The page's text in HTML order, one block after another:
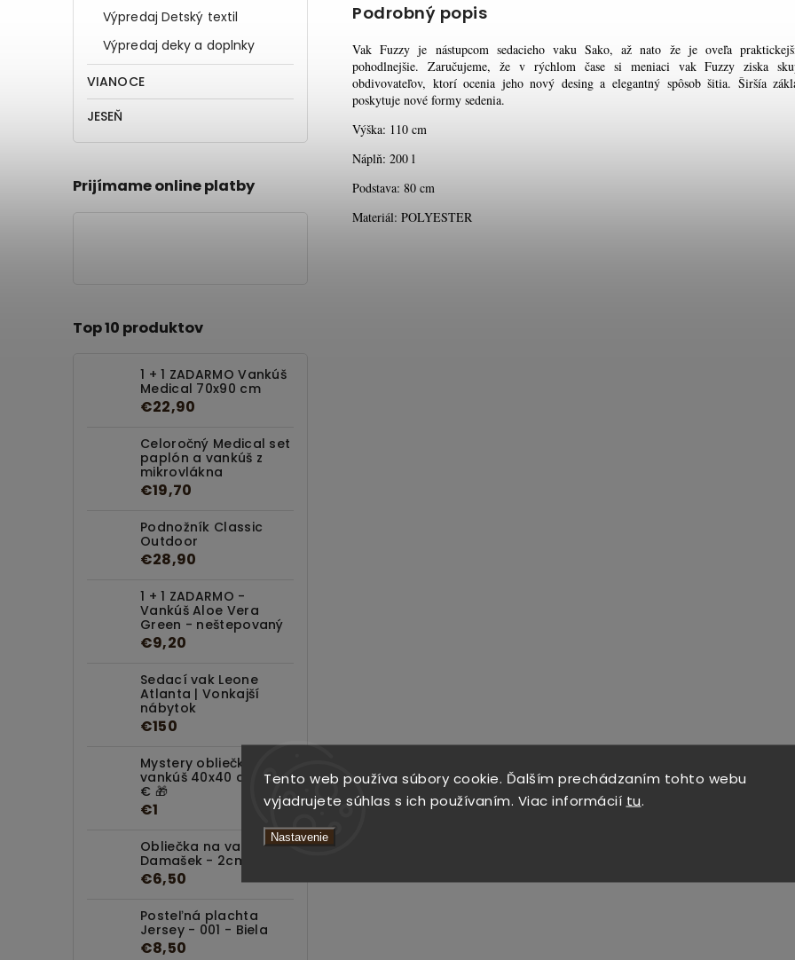
Tento web používa súbory cookie. Ďalším prechádzaním tohto webu
vyjadrujete súhlas s ich používaním. Viac informácií tu.
Nastavenie
Výpredaj Detský textil
Výpredaj deky a doplnky
VIANOCE
JESEŇ
Prijímame online platby
Top 10 produktov
1 + 1 ZADARMO Vankúš
Medical 70x90 cm
€22,90
Celoročný Medical set
paplón a vankúš z
mikrovlákna
€19,70
Podnožník Classic
Outdoor
€28,90
1 + 1 ZADARMO -
Vankúš Aloe Vera
Green - neštepovaný
€9,20
Sedací vak Leone
Atlanta | Vonkajší
nábytok
€150
Mystery obliečka na
vankúš 40x40 cm za 1
€ 🎁
€1
Obliečka na vankúš
Damašek - 2cm Biela
€6,50
Posteľná plachta
Jersey - 001 - Biela
€8,50
Podrobný popis
Vak Fuzzy je nástupcom sedacieho vaku Sako, až nato že je oveľa
pohodlnejšie. Zaručujeme, že v rýchlom čase si meniaci vak Fuzzy ziska
obdivovateľov, ktorí ocenia jeho nový desing a elegantný spôsob šitia. Širšía
poskytuje nové formy sedenia.
Výška: 110 cm
Náplň: 200 l
Podstava: 80 cm
Materiál: POLYESTER